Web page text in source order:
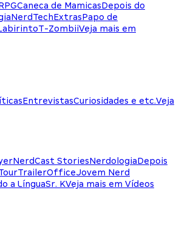
Caneca de MamicasDepois do
NerdTechExtrasPapo de
T-ZombiiVeja mais em
EntrevistasCuriosidades e etc.Veja
NerdCast StoriesNerdologiaDepois
TrailerOfficeJovem Nerd
a LínguaSr. KVeja mais em Vídeos